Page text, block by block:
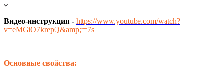
Видео-инструкция - https://www.youtube.com/watch?
v=eMGiO7krepQ&amp;t=7s
Основные свойства: